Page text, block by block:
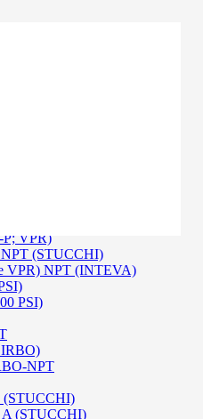
P; VPR)
NPT (STUCCHI)
VPR) NPT (INTEVA)
PSI)
IRBO)
NPT
(STUCCHI)
A (STUCCHI)